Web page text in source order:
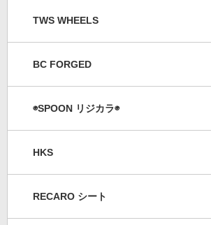
TWS WHEELS
BC FORGED
◉SPOON リジカラ◉
HKS
RECARO シート